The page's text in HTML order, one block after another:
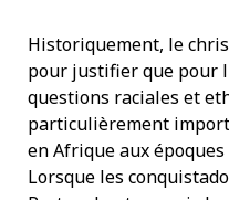
Historiquement, le
pour justifier que pour
questions raciales et
particulièrement
en Afrique aux
Lorsque les